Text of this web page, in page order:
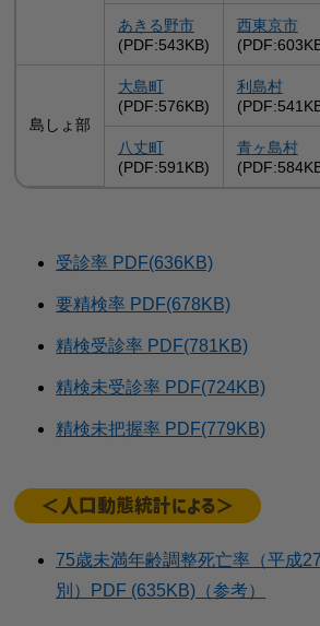
あきる野市
(PDF:543KB)
西東京市
島しょ部
大島町
(PDF:576KB)
利島村
八丈町
(PDF:591KB)
青ヶ島村
受診率 PDF(636KB)
要精検率 PDF(678KB)
精検受診率 PDF(781KB)
精検未受診率 PDF(724KB)
精検未把握率 PDF(779KB)
＜人口動態統計による＞
75歳未満年齢調整死亡率（平成
別）PDF (635KB)（参考）